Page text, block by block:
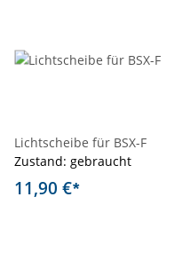
Lichtscheibe für BSX-F
Zustand: gebraucht
11,90 €*